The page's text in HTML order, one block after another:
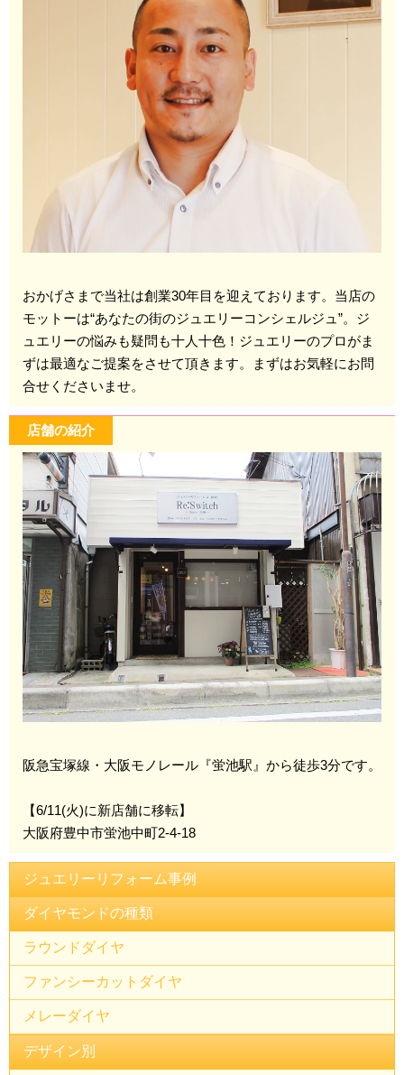
おかげさまで当社は創業30年目を迎えております。当店の
モットーは“あなたの街のジュエリーコンシェルジュ”。ジ
ュエリーの悩みも疑問も十人十色！ジュエリーのプロがま
ずは最適なご提案をさせて頂きます。まずはお気軽にお問
合せくださいませ。
店舗の紹介
阪急宝塚線・大阪モノレール『蛍池駅』から徒歩3分です。
【6/11(火)に新店舗に移転】
大阪府豊中市蛍池中町2-4-18
ジュエリーリフォーム事例
ダイヤモンドの種類
ラウンドダイヤ
ファンシーカットダイヤ
メレーダイヤ
デザイン別